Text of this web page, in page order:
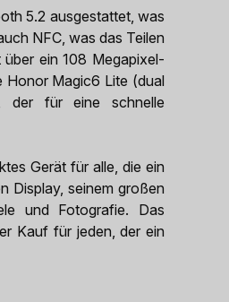
5.2 ausgestattet, was
NFC, was das Teilen
ein 108 Megapixel-
Honor Magic6 Lite (dual
der für eine schnelle
Gerät für alle, die ein
Display, seinem großen
und Fotografie. Das
Kauf für jeden, der ein